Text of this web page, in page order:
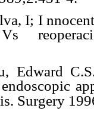
I; I
Vs
Edward
Surgery